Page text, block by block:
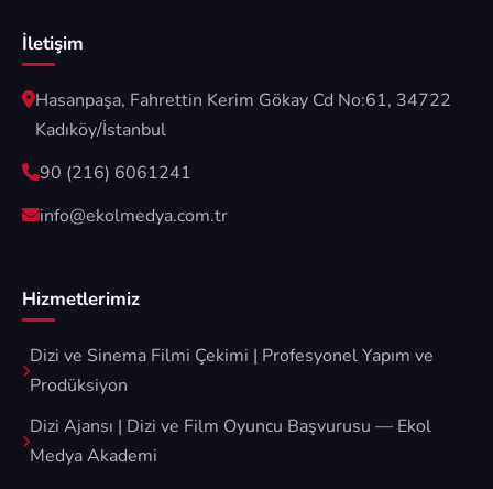
İletişim
Hasanpaşa, Fahrettin Kerim Gökay Cd No:61, 34722
Kadıköy/İstanbul
90 (216) 6061241
info@ekolmedya.com.tr
Hizmetlerimiz
Dizi ve Sinema Filmi Çekimi | Profesyonel Yapım ve
Prodüksiyon
Dizi Ajansı | Dizi ve Film Oyuncu Başvurusu — Ekol
Medya Akademi